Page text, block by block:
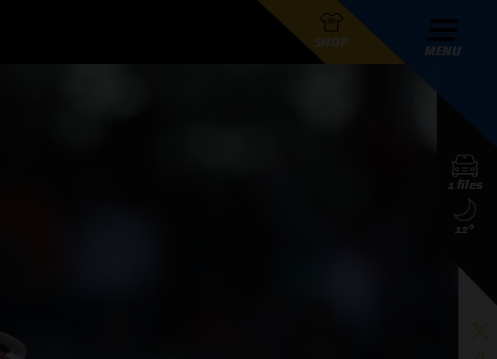
SHOP
MENU
1 files
12°